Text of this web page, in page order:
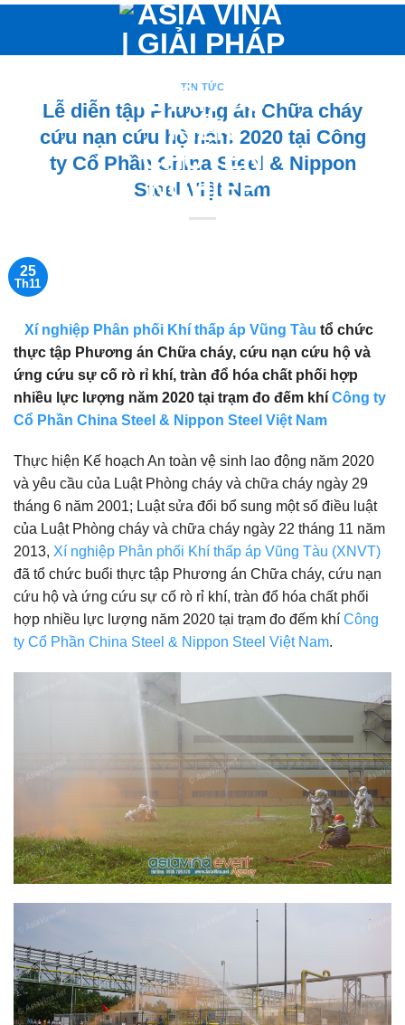
nội
TIN TỨC
Lễ diễn tập Phương án Chữa cháy
cứu nạn cứu hộ năm 2020 tại Công
ty Cổ Phần China Steel & Nippon
Steel Việt Nam
25
Th11
Xí nghiệp Phân phối Khí thấp áp Vũng Tàu tổ chức
thực tập Phương án Chữa cháy, cứu nạn cứu hộ và
ứng cứu sự cố rò rỉ khí, tràn đổ hóa chất phối hợp
nhiều lực lượng năm 2020 tại trạm đo đếm khí Công ty
Cổ Phần China Steel & Nippon Steel Việt Nam
Thực hiện Kế hoạch An toàn vệ sinh lao động năm 2020
và yêu cầu của Luật Phòng cháy và chữa cháy ngày 29
tháng 6 năm 2001; Luật sửa đổi bổ sung một số điều luật
của Luật Phòng cháy và chữa cháy ngày 22 tháng 11 năm
2013, Xí nghiệp Phân phối Khí thấp áp Vũng Tàu (XNVT)
đã tổ chức buổi thực tập Phương án Chữa cháy, cứu nạn
cứu hộ và ứng cứu sự cố rò rỉ khí, tràn đổ hóa chất phối
hợp nhiều lực lượng năm 2020 tại trạm đo đếm khí Công
ty Cổ Phần China Steel & Nippon Steel Việt Nam.